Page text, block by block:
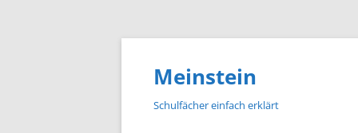
Meinstein
Schulfächer einfach erklärt